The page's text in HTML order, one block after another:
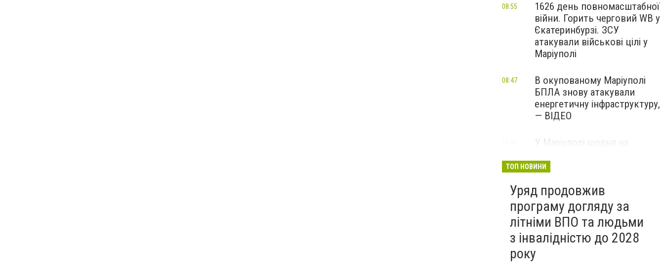
1626 день повномасштабної
війни. Горить черговий WB у
Єкатеринбурзі. ЗСУ
атакували військові цілі у
Маріуполі
08:55
В окупованому Маріуполі
БПЛА знову атакували
енергетичну інфраструктуру,
— ВІДЕО
08:47
У Маріуполі щодня на
відключатимуть світло: це
ТОП НОВИНИ
Уряд продовжив
програму догляду за
літніми ВПО та людьми
з інвалідністю до 2028
року